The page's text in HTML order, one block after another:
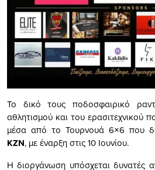
Το δικό τους ποδοσφαιρικό
αθλητισμού και του ερασιτεχνικού
μέσα από το Τουρνουά 6×6 που
KZN, με έναρξη στις 10 Ιουνίου.
Η διοργάνωση υπόσχεται δυνατές